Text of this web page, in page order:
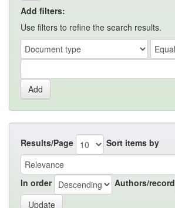
Add filters:
Use filters to refine the search results.
Results/Page Sort items by
In order Authors/record